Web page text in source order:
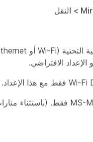
الافتراضي.